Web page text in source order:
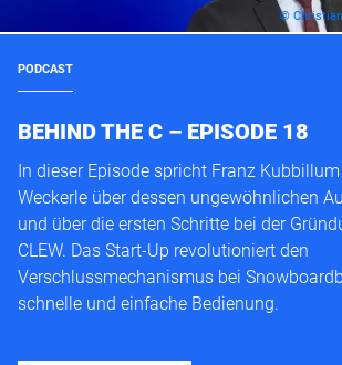
©
PODCAST
BEHIND THE C – EPISODE 18
In dieser Episode spricht Franz
Weckerle über dessen ungewöhnlichen
und über die ersten Schritte bei der
CLEW. Das Start-Up revolutioniert den
Verschlussmechanismus bei
schnelle und einfache Bedienung.